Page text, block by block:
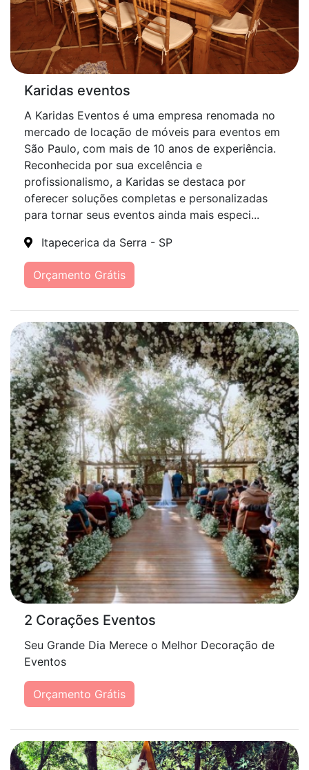
Karidas eventos
A Karidas Eventos é uma empresa renomada no
mercado de locação de móveis para eventos em
São Paulo, com mais de 10 anos de experiência.
Reconhecida por sua excelência e
profissionalismo, a Karidas se destaca por
oferecer soluções completas e personalizadas
para tornar seus eventos ainda mais especi...
Itapecerica da Serra - SP
Orçamento Grátis
2 Corações Eventos
Seu Grande Dia Merece o Melhor Decoração de
Eventos
Orçamento Grátis